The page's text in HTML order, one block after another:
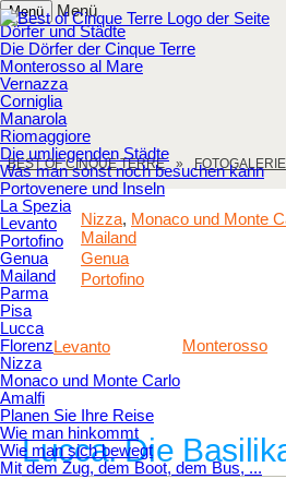
Menü
Menü
Dörfer und Städte
Die Dörfer der Cinque Terre
Monterosso al Mare
Vernazza
Corniglia
Manarola
Riomaggiore
Die umliegenden Städte
Was man sonst noch besuchen kann
Portovenere und Inseln
La Spezia
Levanto
Portofino
Genua
Mailand
Parma
Pisa
Lucca
Florenz
Nizza
Monaco und Monte Carlo
Amalfi
Planen Sie Ihre Reise
Wie man hinkommt
Wie man sich bewegt
Mit dem Zug, dem Boot, dem Bus, ...
BEST OF CINQUE TERRE FOTOGALERIE
Levanto Monterosso
Genua
Mailand
Nizza, Monaco und Monte
Portofino
Lucca. Die